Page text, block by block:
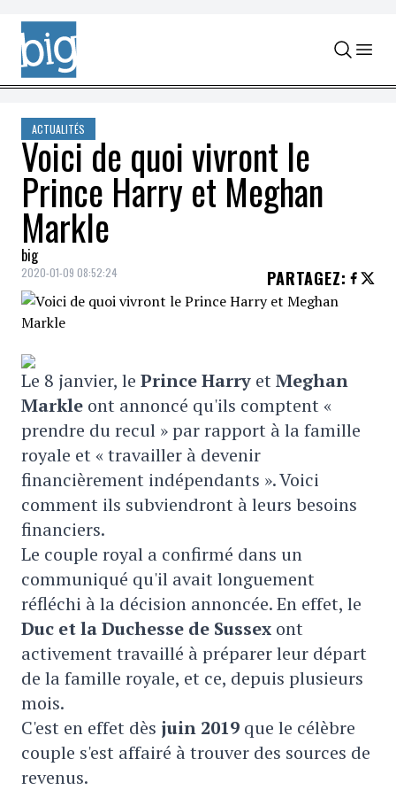
Skip to content
ACTUALITÉS
Voici de quoi vivront le
Prince Harry et Meghan
Markle
big
2020-01-09 08:52:24 PARTAGEZ:
Le 8 janvier, le Prince Harry et Meghan
Markle ont annoncé qu'ils comptent «
prendre du recul » par rapport à la famille
royale et « travailler à devenir
financièrement indépendants ». Voici
comment ils subviendront à leurs besoins
financiers.
Le couple royal a confirmé dans un
communiqué qu'il avait longuement
réfléchi à la décision annoncée. En effet, le
Duc et la Duchesse de Sussex ont
activement travaillé à préparer leur départ
de la famille royale, et ce, depuis plusieurs
mois.
C'est en effet dès juin 2019 que le célèbre
couple s'est affairé à trouver des sources de
revenus.